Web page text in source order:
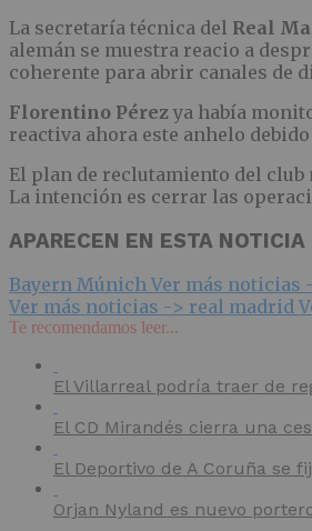
La secretaría técnica del Real
alemán se muestra reacio a
coherente para abrir canales de
Florentino Pérez ya había
reactiva ahora este anhelo
El plan de reclutamiento del club
La intención es cerrar las
APARECEN EN ESTA NOTICIA
Bayern Múnich Ver más noticias
Ver más noticias -> real madrid
Te recomendamos leer...
El Villarreal podría traer de
El CD Mirandés cierra una
El Deportivo de A Coruña se
Orjan Nyland es nuevo